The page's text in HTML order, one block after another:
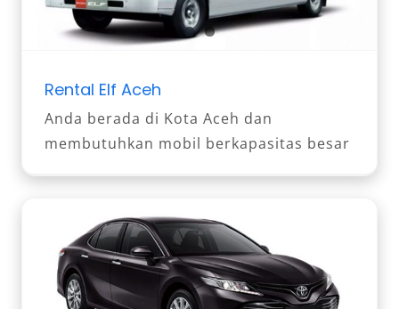
Rental Elf Aceh
Anda berada di Kota Aceh dan
membutuhkan mobil berkapasitas besar